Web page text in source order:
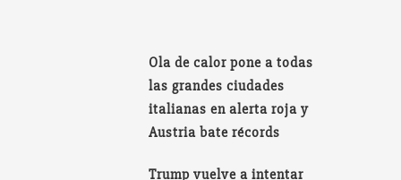
Ola de calor pone a todas
las grandes ciudades
italianas en alerta roja y
Austria bate récords
Trump vuelve a intentar